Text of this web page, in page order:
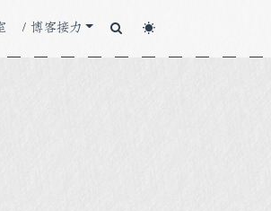
/ 博客接力